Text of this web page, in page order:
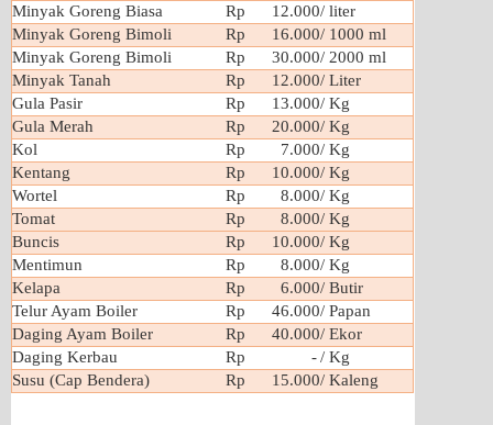
Minyak Goreng Biasa
Rp 12.000/ liter
Minyak Goreng Bimoli
Rp 16.000/ 1000 ml
Minyak Goreng Bimoli
Rp 30.000/ 2000 ml
Minyak Tanah
Rp 12.000/ Liter
Gula Pasir
Rp 13.000/ Kg
Gula Merah
Rp 20.000/ Kg
Kol
Rp 7.000/ Kg
Kentang
Rp 10.000/ Kg
Wortel
Rp 8.000/ Kg
Tomat
Rp 8.000/ Kg
Buncis
Rp 10.000/ Kg
Mentimun
Rp 8.000/ Kg
Kelapa
Rp 6.000/ Butir
Telur Ayam Boiler
Rp 46.000/ Papan
Daging Ayam Boiler
Rp 40.000/ Ekor
Daging Kerbau
Rp -/ Kg
Susu (Cap Bendera)
Rp 15.000/ Kaleng